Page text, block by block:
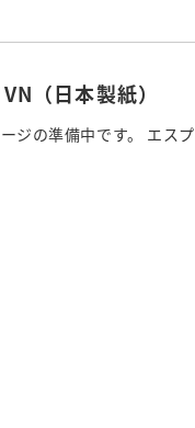
（日本製紙）
ジの準備中です。 エス